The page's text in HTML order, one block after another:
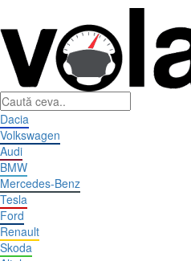
Dacia
Volkswagen
Audi
BMW
Mercedes-Benz
Tesla
Ford
Renault
Skoda